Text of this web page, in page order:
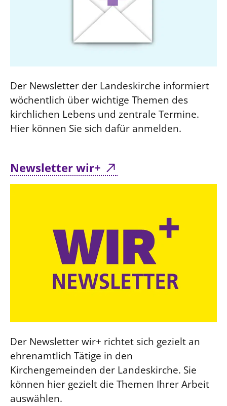
Der Newsletter der Landeskirche informiert
wöchentlich über wichtige Themen des
kirchlichen Lebens und zentrale Termine.
Hier können Sie sich dafür anmelden.
Newsletter wir+
Der Newsletter wir+ richtet sich gezielt an
ehrenamtlich Tätige in den
Kirchengemeinden der Landeskirche. Sie
können hier gezielt die Themen Ihrer Arbeit
auswählen.